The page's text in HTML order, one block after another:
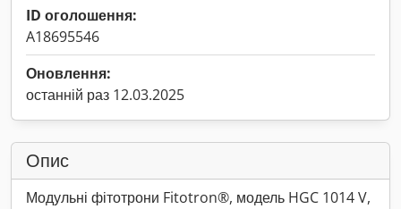
ID оголошення:
A18695546
Оновлення:
останній раз 12.03.2025
Опис
Модульні фітотрони Fitotron®, модель HGC 1014 V,